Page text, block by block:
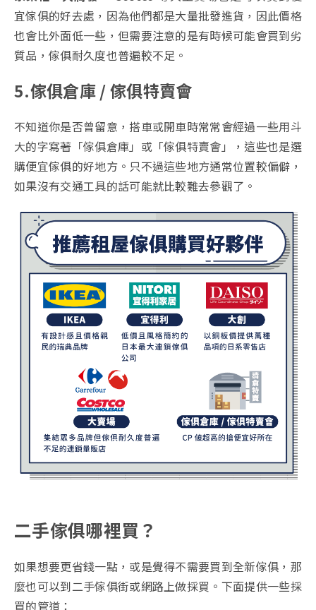
宜傢俱的好去處，因為他們都是大量批發進貨，因此價格
也會比外面低一些，但需要注意的是有時候可能會買到劣
質品，傢俱耐久度也普遍較不足。
5.傢俱倉庫 / 傢俱特賣會
不知道你是否曾留意，搭車或開車時常常會經過一些用斗
大的字寫著「傢俱倉庫」或「傢俱特賣會」，這些也是選
購便宜傢俱的好地方。只不過這些地方通常位置較偏僻，
如果沒有交通工具的話可能就比較難去參觀了。
二手傢俱哪裡買？
如果想要更省錢一點，或是覺得不需要買到全新傢俱，那
麼也可以到二手傢俱街或網路上做採買。下面提供一些採
買的管道：